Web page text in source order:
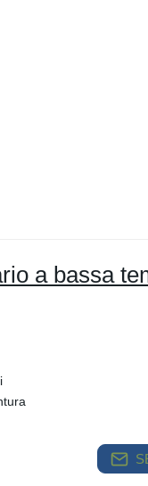
a bassa